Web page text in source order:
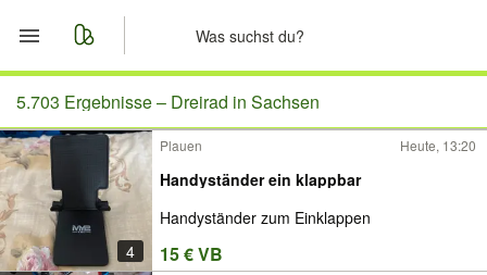
Start
Merkliste
Nachrichten
Anzeige aufgeben
5.703 Ergebnisse – Dreirad in Sachsen
4
Plauen Heute, 13:20
Handyständer ein klappbar
Handyständer zum Einklappen
15 € VB